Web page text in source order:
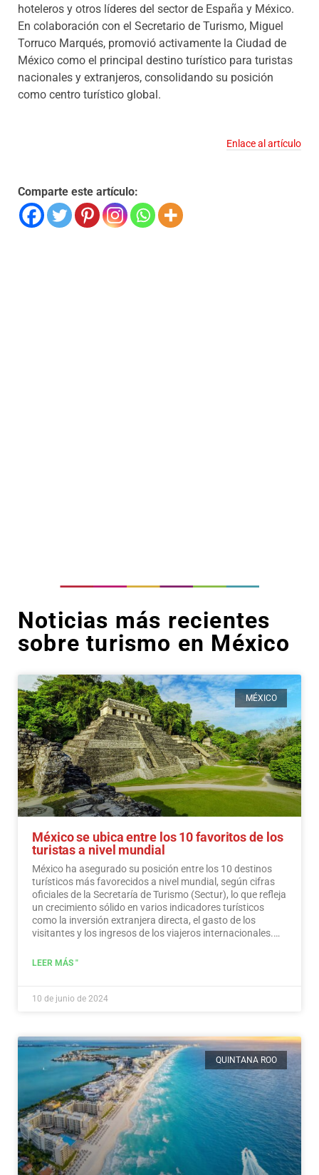
hoteleros y otros líderes del sector de España y México.
En colaboración con el Secretario de Turismo, Miguel
Torruco Marqués, promovió activamente la Ciudad de
México como el principal destino turístico para turistas
nacionales y extranjeros, consolidando su posición
como centro turístico global.
Enlace al artículo
Comparte este artículo:
Noticias más recientes
sobre turismo en México
MÉXICO
México se ubica entre los 10 favoritos de los
turistas a nivel mundial
México ha asegurado su posición entre los 10 destinos
turísticos más favorecidos a nivel mundial, según cifras
oficiales de la Secretaría de Turismo (Sectur), lo que refleja
un crecimiento sólido en varios indicadores turísticos
como la inversión extranjera directa, el gasto de los
visitantes y los ingresos de los viajeros internacionales.…
LEER MÁS "
10 de junio de 2024
QUINTANA ROO